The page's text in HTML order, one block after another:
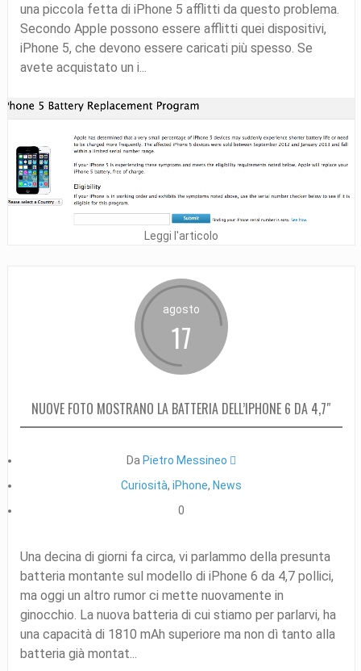
una piccola fetta di iPhone 5 afflitti da questo problema.
Secondo Apple possono essere afflitti quei dispositivi,
iPhone 5, che devono essere caricati più spesso. Se
avete acquistato un i...
Leggi l'articolo
agosto
17
NUOVE FOTO MOSTRANO LA BATTERIA DELL’IPHONE 6 DA 4,7″
Da Pietro Messineo 
Curiosità, iPhone, News
0
Una decina di giorni fa circa, vi parlammo della presunta
batteria montante sul modello di iPhone 6 da 4,7 pollici,
ma oggi un altro rumor ci mette nuovamente in
ginocchio. La nuova batteria di cui stiamo per parlarvi, ha
una capacità di 1810 mAh superiore ma non dì tanto alla
batteria già montat...